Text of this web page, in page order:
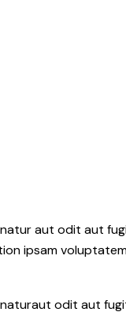
aut odit aut
ipsam
odit aut